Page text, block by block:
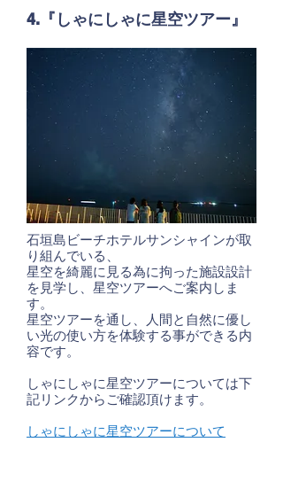
4.『しゃにしゃに星空ツアー』
石垣島ビーチホテルサンシャインが取
り組んでいる、
星空を綺麗に見る為に拘った施設設計
を見学し、星空ツアーへご案内しま
す。
星空ツアーを通し、人間と自然に優し
い光の使い方を体験する事ができる内
容です。
しゃにしゃに星空ツアーについては下
記リンクからご確認頂けます。
しゃにしゃに星空ツアーについて